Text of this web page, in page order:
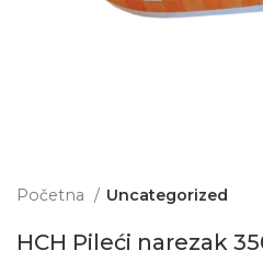
Početna Uncategorized
HCH Pileći narezak